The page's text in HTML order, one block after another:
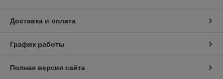
Доставка и оплата
График работы
Полная версия сайта